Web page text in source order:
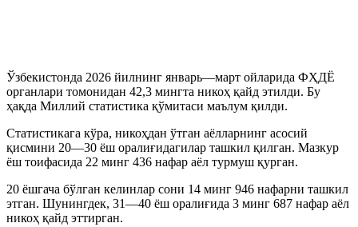
Ўзбекистонда 2026 йилнинг январь—март ойларида ФҲДЁ
органлари томонидан 42,3 мингта никоҳ қайд этилди. Бу
ҳақда Миллий статистика қўмитаси маълум қилди.
Статистикага кўра, никоҳдан ўтган аёлларнинг асосий
қисмини 20—30 ёш оралиғидагилар ташкил қилган. Мазкур
ёш тоифасида 22 минг 436 нафар аёл турмуш қурган.
20 ёшгача бўлган келинлар сони 14 минг 946 нафарни ташкил
этган. Шунингдек, 31—40 ёш оралиғида 3 минг 687 нафар аёл
никоҳ қайд эттирган.